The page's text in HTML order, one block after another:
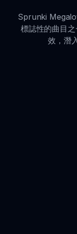
Sprunki
標誌性的曲目
效，潛